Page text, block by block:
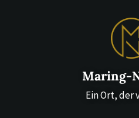
Maring-
Ein Ort, der